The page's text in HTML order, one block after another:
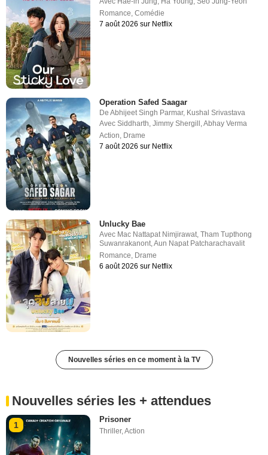
Romance,Comédie
7 août 2026 sur Netflix
Operation Safed Saagar
DeAbhijeet Singh Parmar, Kushal Srivastava
AvecSiddharth ,Jimmy Shergill ,Abhay Verma
Action Drame
7 août 2026 sur Netflix
Unlucky Bae
Avec Mac Nattapat Nimjirawat,Tham Tupthong
Suwanrakanont,Aun Napat Patcharachavalit
Romance, Drame
6 août 2026 sur Netflix
Nouvelles séries en ce moment à la TV
Nouvelles séries les + attendues
1
Prisoner
Thriller,Action